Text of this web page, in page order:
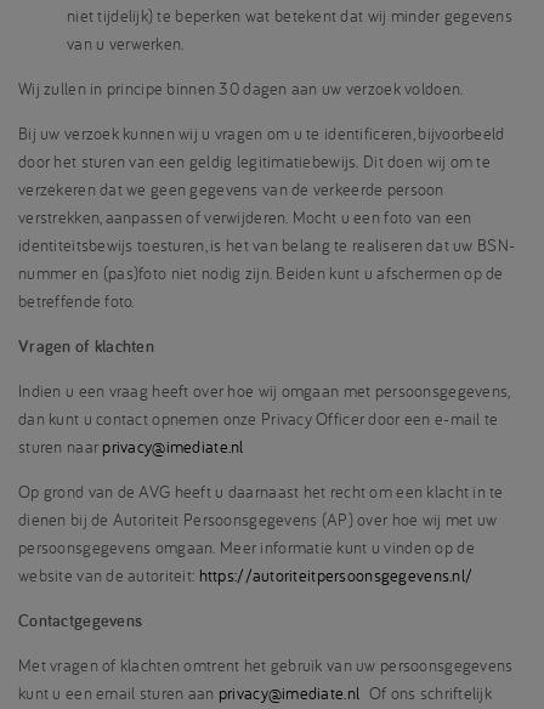
niet tijdelijk) te beperken wat betekent dat wij minder gegevens
van u verwerken.
Wij zullen in principe binnen 30 dagen aan uw verzoek voldoen.
Bij uw verzoek kunnen wij u vragen om u te identificeren, bijvoorbeeld
door het sturen van een geldig legitimatiebewijs. Dit doen wij om te
verzekeren dat we geen gegevens van de verkeerde persoon
verstrekken, aanpassen of verwijderen. Mocht u een foto van een
identiteitsbewijs toesturen, is het van belang te realiseren dat uw BSN-
nummer en (pas)foto niet nodig zijn. Beiden kunt u afschermen op de
betreffende foto.
Vragen of klachten
Indien u een vraag heeft over hoe wij omgaan met persoonsgegevens,
dan kunt u contact opnemen onze Privacy Officer door een e-mail te
sturen naar privacy@imediate.nl
Op grond van de AVG heeft u daarnaast het recht om een klacht in te
dienen bij de Autoriteit Persoonsgegevens (AP) over hoe wij met uw
persoonsgegevens omgaan. Meer informatie kunt u vinden op de
website van de autoriteit: https://autoriteitpersoonsgegevens.nl/
Contactgegevens
Met vragen of klachten omtrent het gebruik van uw persoonsgegevens
kunt u een email sturen aan privacy@imediate.nl Of ons schriftelijk